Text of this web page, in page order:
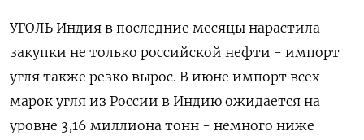
УГОЛЬ Индия в последние ‌месяцы нарастила
закупки не только российской нефти - импорт
угля также резко вырос. В июне импорт всех
марок угля из России в Индию ожидается на
уровне 3,16 миллиона тонн - немного ниже